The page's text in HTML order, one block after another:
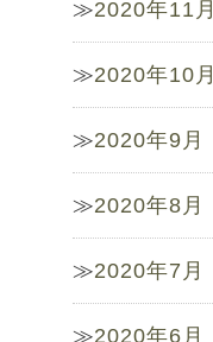
2020年11月
2020年10月
2020年9月
2020年8月
2020年7月
2020年6月